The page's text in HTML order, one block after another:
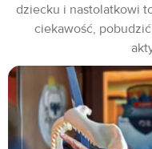
dziecku i nastolatkowi
ciekawość,